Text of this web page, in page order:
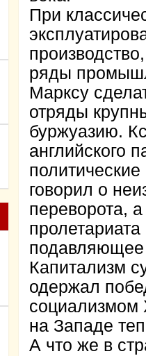
При
ряды
Марксу
отряды
буржуазию.
английского
говорил о
переворота,
подавляющее
Капитализм
одержал
социализмом
на Западе
А что же в